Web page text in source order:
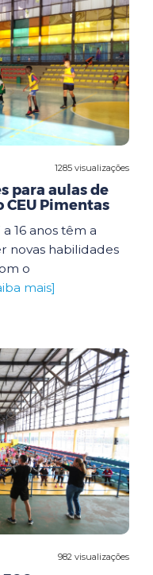
1285 visualizações
para aulas de
Pimentas
16 anos têm a
novas habilidades
o
mais]
982 visualizações